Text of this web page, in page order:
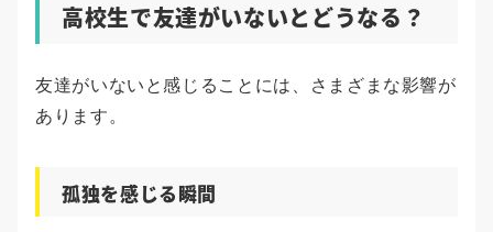
高校生で友達がいないとどうなる？
友達がいないと感じることには、さまざまな影響が
あります。
孤独を感じる瞬間